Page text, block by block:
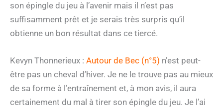
son épingle du jeu à l’avenir mais il n’est pas
suffisamment prêt et je serais très surpris qu’il
obtienne un bon résultat dans ce tiercé.
Kevyn Thonnerieux : Autour de Bec (n°5) n’est peut-
être pas un cheval d’hiver. Je ne le trouve pas au mieux
de sa forme à l’entraînement et, à mon avis, il aura
certainement du mal à tirer son épingle du jeu. Je l’ai